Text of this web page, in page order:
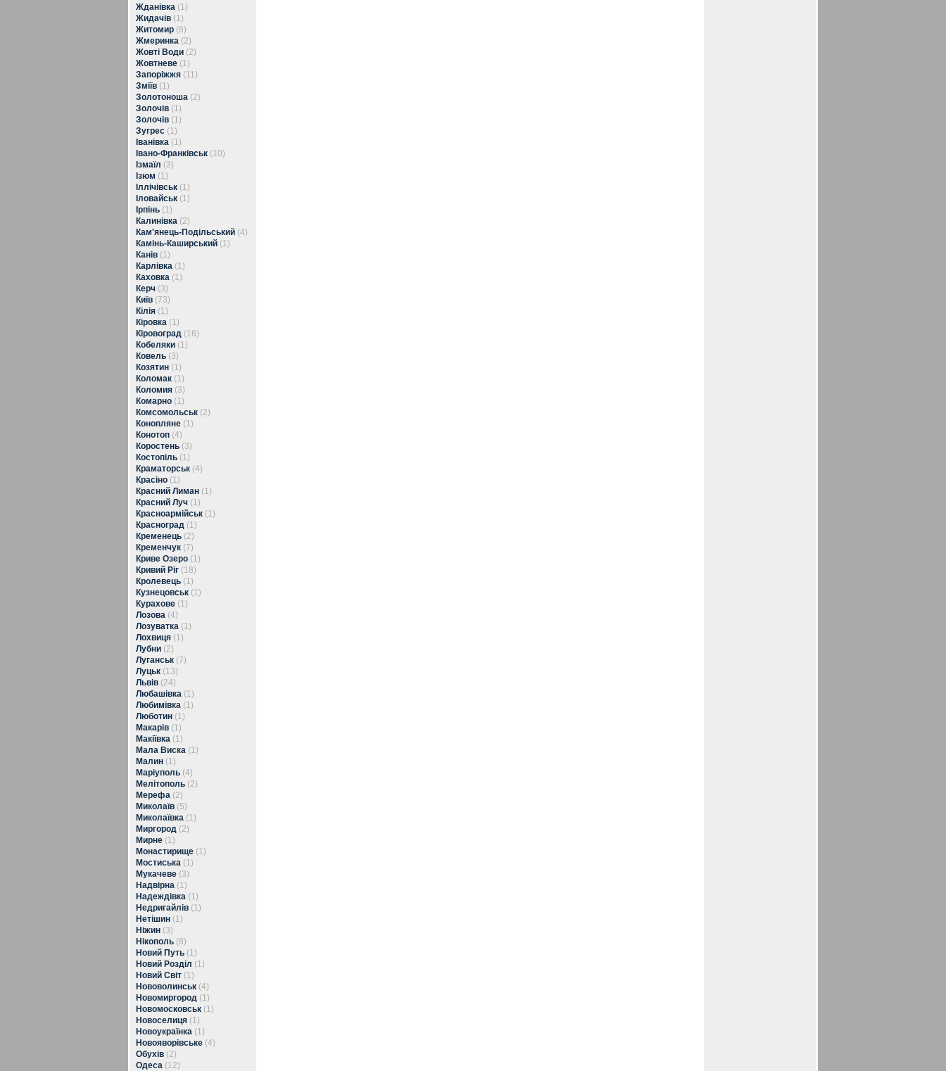
Жданівка (1)
Жидачів (1)
Житомир (6)
Жмеринка (2)
Жовті Води (2)
Жовтневе (1)
Запоріжжя (11)
Зміїв (1)
Золотоноша (2)
Золочів (1)
Золочів (1)
Зугрес (1)
Іванівка (1)
Івано-Франківськ (10)
Ізмаїл (3)
Ізюм (1)
Іллічівськ (1)
Іловайськ (1)
Ірпінь (1)
Калинівка (2)
Кам'янець-Подільський (4)
Камінь-Каширський (1)
Канів (1)
Карлівка (1)
Каховка (1)
Керч (3)
Київ (73)
Кілія (1)
Кіровка (1)
Кіровоград (16)
Кобеляки (1)
Ковель (3)
Козятин (1)
Коломак (1)
Коломия (3)
Комарно (1)
Комсомольськ (2)
Конопляне (1)
Конотоп (4)
Коростень (3)
Костопіль (1)
Краматорськ (4)
Красіно (1)
Красний Лиман (1)
Красний Луч (1)
Красноармійськ (1)
Красноград (1)
Кременець (2)
Кременчук (7)
Криве Озеро (1)
Кривий Ріг (18)
Кролевець (1)
Кузнецовськ (1)
Курахове (1)
Лозова (4)
Лозуватка (1)
Лохвиця (1)
Лубни (2)
Луганськ (7)
Луцьк (13)
Львів (24)
Любашівка (1)
Любимівка (1)
Люботин (1)
Макарів (1)
Макіївка (1)
Мала Виска (1)
Малин (1)
Маріуполь (4)
Мелітополь (2)
Мерефа (2)
Миколаїв (5)
Миколаївка (1)
Миргород (2)
Мирне (1)
Монастирище (1)
Мостиська (1)
Мукачеве (3)
Надвірна (1)
Надеждівка (1)
Недригайлів (1)
Нетішин (1)
Ніжин (3)
Нікополь (8)
Новий Путь (1)
Новий Розділ (1)
Новий Світ (1)
Нововолинськ (4)
Новомиргород (1)
Новомосковськ (1)
Новоселиця (1)
Новоукраїнка (1)
Новояворівське (4)
Обухів (2)
Одеса (12)